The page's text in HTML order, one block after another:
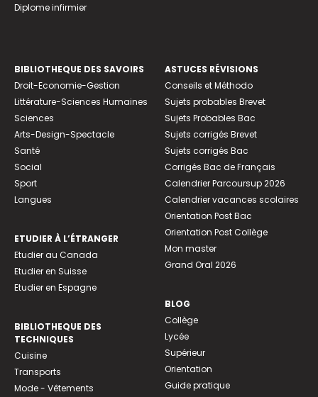
Diplome infirmier
BIBLIOTHEQUE DES SAVOIRS
Droit-Economie-Gestion
Littérature-Sciences Humaines
Sciences
Arts-Design-Spectacle
Santé
Social
Sport
Langues
ETUDIER À L’ÉTRANGER
Etudier au Canada
Etudier en Suisse
Etudier en Espagne
BIBLIOTHEQUE DES
TECHNIQUES
Cuisine
Transports
Mode - Vêtements
ASTUCES RÉVISIONS
Conseils et Méthodo
Sujets probables Brevet
Sujets Probables Bac
Sujets corrigés Brevet
Sujets corrigés Bac
Corrigés Bac de Français
Calendrier Parcoursup 2026
Calendrier vacances scolaires
Orientation Post Bac
Orientation Post Collège
Mon master
Grand Oral 2026
BLOG
Collège
Lycée
Supérieur
Orientation
Guide pratique